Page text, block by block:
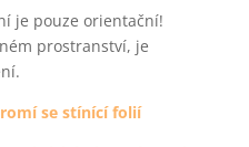
je pouze orientační!
prostranství, je
se stínící folií